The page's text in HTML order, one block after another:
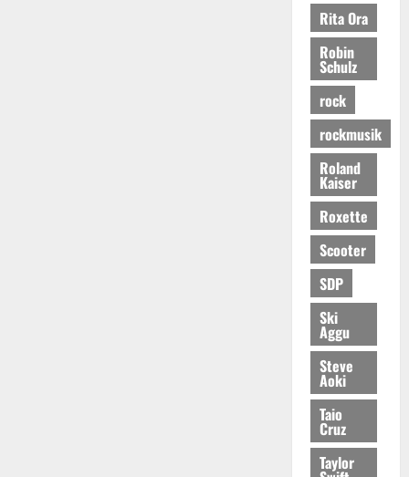
Rita Ora
Robin
Schulz
rock
rockmusik
Roland
Kaiser
Roxette
Scooter
SDP
Ski
Aggu
Steve
Aoki
Taio
Cruz
Taylor